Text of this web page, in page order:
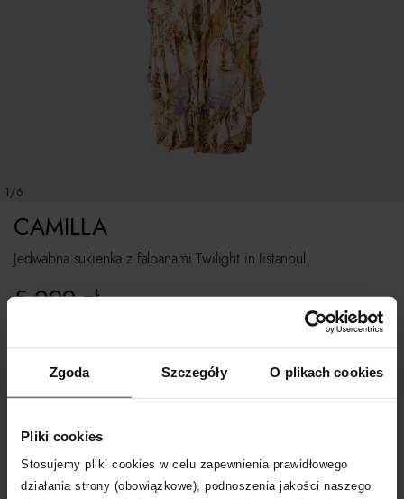
Zgoda Szczegóły O plikach cookies
Pliki cookies
Stosujemy pliki cookies w celu zapewnienia prawidłowego
działania strony (obowiązkowe), podnoszenia jakości naszego
1/6
Jedwabna sukienka z falbanami Twilight in Iistanbul
CAMILLA
5 099zł
Rozmiarówka standardowa.
Tabela rozmiarów
DODAJ DO KOSZYKA